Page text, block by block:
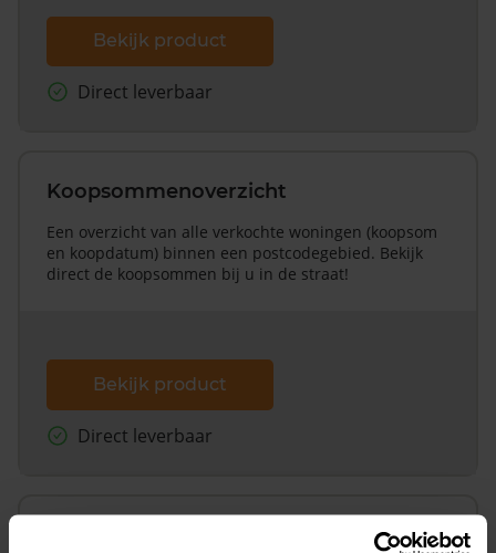
Bekijk product
Direct leverbaar
Koopsommenoverzicht
Een overzicht van alle verkochte woningen (koopsom
en koopdatum) binnen een postcodegebied. Bekijk
direct de koopsommen bij u in de straat!
Bekijk product
Direct leverbaar
Koopsommenoverzicht (1 jaar gratis